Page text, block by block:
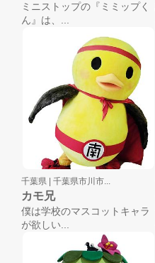
ミニストップの『ミミップく
ん』は、...
千葉県 | 千葉県市川市...
カモ兄
僕は学校のマスコットキャラ
が欲しい...